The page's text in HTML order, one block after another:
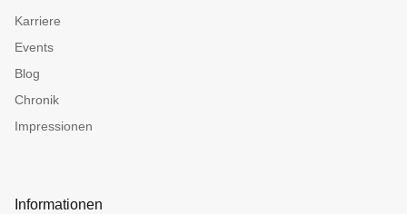
Karriere
Events
Blog
Chronik
Impressionen
Informationen